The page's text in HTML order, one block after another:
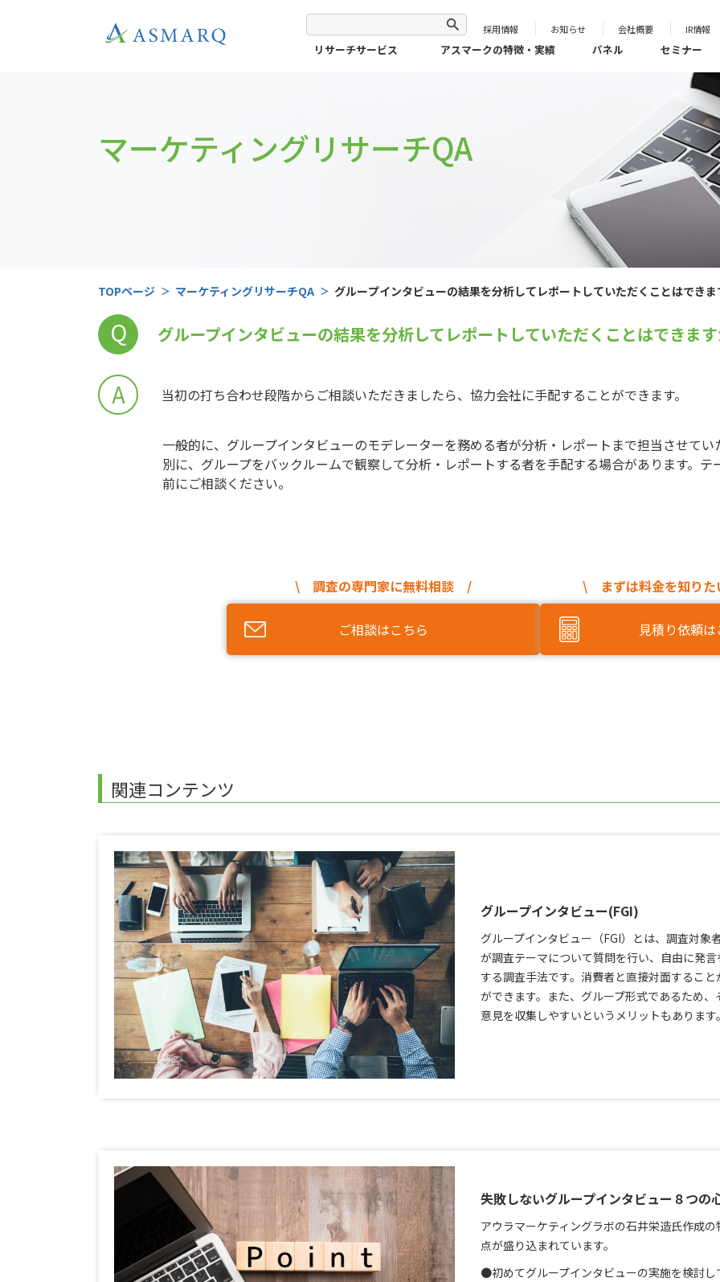
採用情報 お知らせ 会社概要 IR情報
リサーチサービス アスマークの特徴・実績 パネル セミナー
マーケティングリサーチQA
TOPページ マーケティングリサーチQA グループインタビューの結果を分析してレポートしていただくことはでき
Q グループインタビューの結果を分析してレポートしていただくことはできま
A 当初の打ち合わせ段階からご相談いただきましたら、協力会社に手配することができます。
一般的に、グループインタビューのモデレーターを務める者が分析・レポートまで担当させて
別に、グループをバックルームで観察して分析・レポートする者を手配する場合があります。
前にご相談ください。
\ 調査の専門家に無料相談 /
ご相談はこちら
\ まずは料金を知り
見積り依頼
関連コンテンツ
グループインタビュー(FGI)
グループインタビュー（FGI）とは、調査対
が調査テーマについて質問を行い、自由に発
する調査手法です。消費者と直接対面するこ
ができます。また、グループ形式であるため
意見を収集しやすいというメリットもあります
失敗しないグループインタビュー８つの
アウラマーケティングラボの石井栄造氏作成
点が盛り込まれています。
●初めてグループインタビューの実施を検討し